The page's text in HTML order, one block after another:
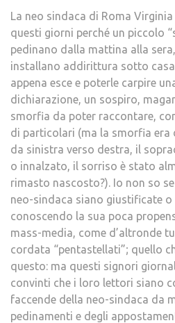
La neo sindaca di Roma
questi giorni perché un piccolo
pedinano dalla mattina alla
installano addirittura sotto
appena esce e poterle carpire
dichiarazione, un sospiro,
smorfia da poter raccontare,
di particolari (ma la smorfia era
da sinistra verso destra, il
o innalzato, il sorriso è stato
rimasto nascosto?). Io non so
neo-sindaca siano giustificate o
conoscendo la sua poca
mass-media, come d’altronde
cordata “pentastellati”; quello
questo: ma questi signori
convinti che i loro lettori siano
faccende della neo-sindaca da
pedinamenti e degli